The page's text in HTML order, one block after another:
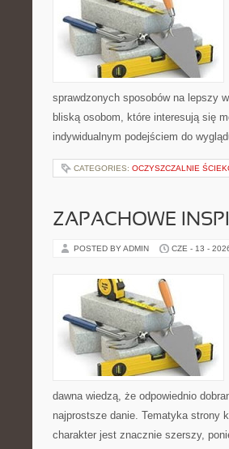
sprawdzonych sposobów na lepszy
bliską osobom, które interesują się
indywidualnym podejściem do
CATEGORIES: OCZYSZCZALNIE
ZAPACHOWE
POSTED BY ADMIN CZE - 13 -
dawna wiedzą, że odpowiednio
najprostsze danie. Tematyka strony
charakter jest znacznie szerszy,